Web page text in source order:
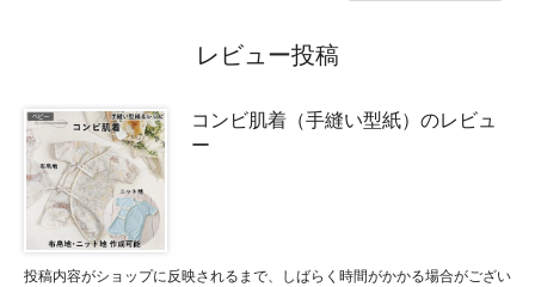
レビュー投稿
コンビ肌着（手縫い型紙）のレビュ
ー
投稿内容がショップに反映されるまで、しばらく時間がかかる場合がござい